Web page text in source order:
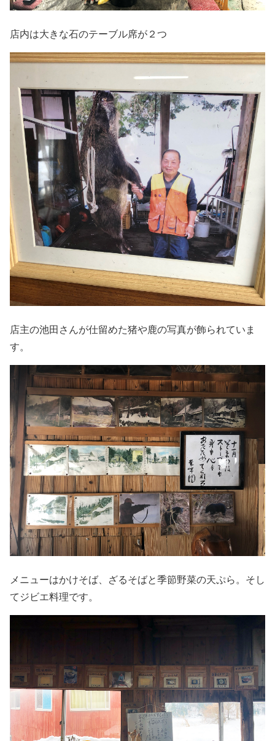
店内は大きな石のテーブル席が２つ
店主の池田さんが仕留めた猪や鹿の写真が飾られていま
す。
メニューはかけそば、ざるそばと季節野菜の天ぷら。そし
てジビエ料理です。